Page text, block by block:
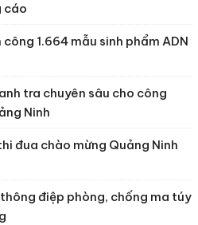
cáo
1.664 mẫu sinh phẩm ADN
tra chuyên sâu cho công
Ninh
đua chào mừng Quảng Ninh
điệp phòng, chống ma túy